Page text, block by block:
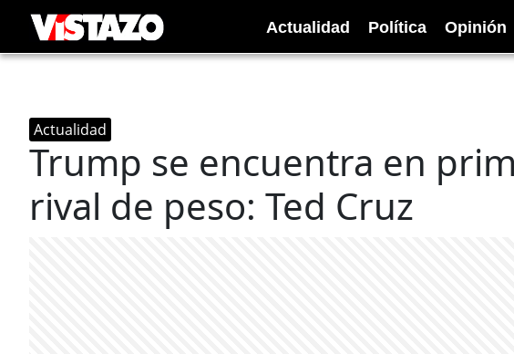
Actualidad Política Opinión
Actualidad
Trump se encuentra en
rival de peso: Ted Cruz